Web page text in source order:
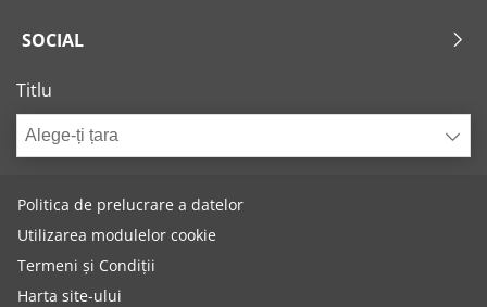
SOCIAL
Titlu
Alege-ți țara
Politica de prelucrare a datelor
Utilizarea modulelor cookie
Termeni și Condiții
Harta site-ului